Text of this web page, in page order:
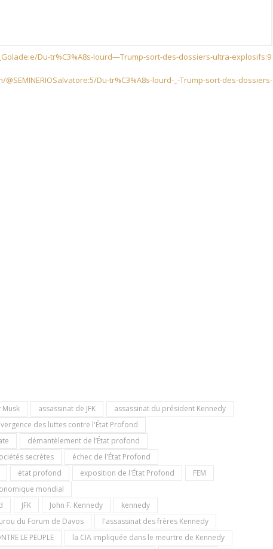
Du-tr%C3%A8s-lourd—Trump-sort-des-dossiers-ultra-explosifs:9
Du-tr%C3%A8s-lourd-_-Trump-sort-des-dossiers-
Musk assassinat de JFK
assassinat du président Kennedy
des luttes contre l'État Profond
démantèlement de l’État profond
secrètes
échec de l'État Profond
état profond exposition de l'État Profond
FEM
mondial
JFK John F. Kennedy
kennedy
du Forum de Davos
l'assassinat des frères Kennedy
LE PEUPLE
la CIA impliquée dans le meurtre de Kennedy